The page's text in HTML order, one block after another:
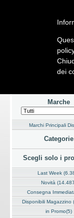
Listino
Marche
Marchi Principali
Categorie
Scegli solo i
Last Week
Novità
Consegna
Disponibili Magazzino
in Promo(5)
dei